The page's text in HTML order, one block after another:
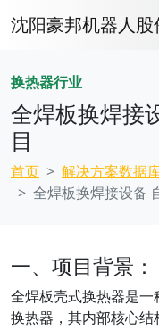
沈阳豪邦机器人股
换热器行业
全焊板换焊接
目
首页
解决方案数据
全焊板换焊接设备
一、项目背景：
全焊板壳式换热器是
换热器，其内部核心